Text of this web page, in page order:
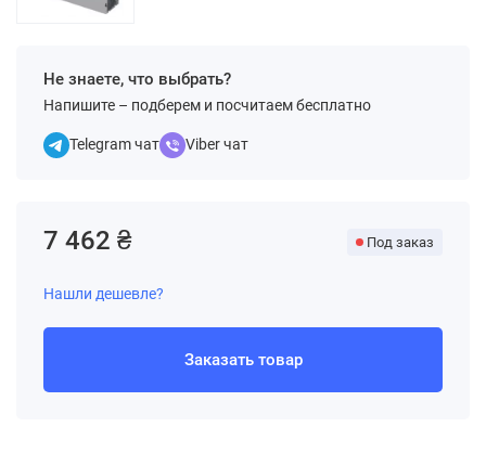
Не знаете, что выбрать?
Напишите – подберем и посчитаем бесплатно
Telegram чат Viber чат
7 462 ₴ Под заказ
Нашли дешевле?
Заказать товар